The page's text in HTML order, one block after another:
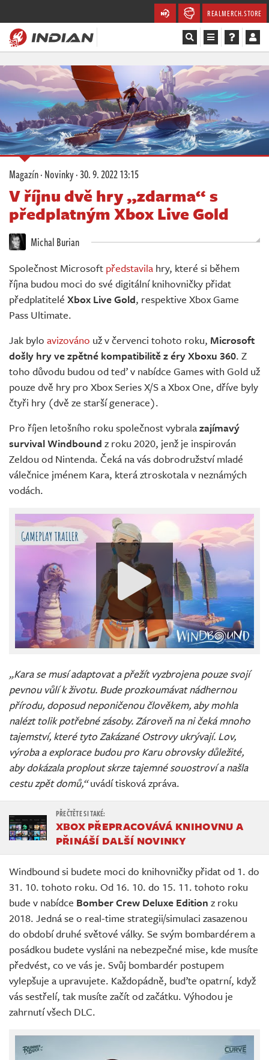
REALMERCH.STORE
Magazín
Recenze
Videa
Soutěže
Databáze
Komunita
Redakce
Živě
Magazín·Novinky·30. 9. 2022 13:15
V říjnu dvě hry „zdarma“ s
předplatným Xbox Live Gold
Michal Burian
Společnost Microsoft představila hry, které si během
října budou moci do své digitální knihovničky přidat
předplatitelé Xbox Live Gold, respektive Xbox Game
Pass Ultimate.
Jak bylo avizováno už v červenci tohoto roku, Microsoft
došly hry ve zpětné kompatibilitě z éry Xboxu 360. Z
toho důvodu budou od teď v nabídce Games with Gold už
pouze dvě hry pro Xbox Series X/S a Xbox One, dříve byly
čtyři hry (dvě ze starší generace).
Pro říjen letošního roku společnost vybralazajímavý
survival Windbound z roku 2020, jenž je inspirován
Zeldou od Nintenda. Čeká na vás dobrodružství mladé
válečnice jménem Kara, která ztroskotala v neznámých
vodách.
„Kara se musí adaptovat a přežít vyzbrojena pouze svojí
pevnou vůlí k životu. Bude prozkoumávat nádhernou
přírodu, doposud neponičenou člověkem, aby mohla
nalézt tolik potřebné zásoby. Zároveň na ni čeká mnoho
tajemství, které tyto Zakázané Ostrovy ukrývají. Lov,
výroba a explorace budou pro Karu obrovsky důležité,
aby dokázala proplout skrze tajemné souostroví a našla
cestu zpět domů,“uvádí tisková zpráva.
XBOX PŘEPRACOVÁVÁ KNIHOVNU A
PŘINÁŠÍ DALŠÍ NOVINKY
Windbound si budete moci do knihovničky přidat od 1. do
31. 10. tohoto roku. Od 16. 10. do 15. 11. tohoto roku
bude v nabídce Bomber Crew Deluxe Edition z roku
2018. Jedná se o real-time strategii/simulaci zasazenou
do období druhé světové války. Se svým bombardérem a
posádkou budete vysláni na nebezpečné mise, kde musíte
předvést, co ve vás je. Svůj bombardér postupem
vylepšuje a upravujete. Každopádně, buďte opatrní, když
vás sestřelí, tak musíte začít od začátku. Výhodou je
zahrnutí všech DLC.